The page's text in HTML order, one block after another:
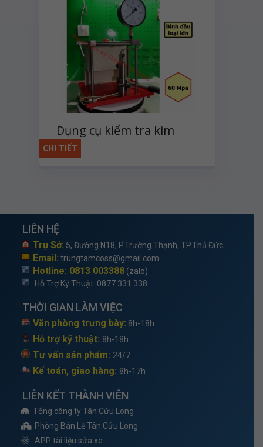
Dụng cụ kiểm tra kim
phun dầu cơ
CHI TIẾT
LIÊN HỆ
Trụ Sở: 5, Đường N18, P.Trường Thạnh, TP.Thủ Đức
Email: trungtamcoss@gmail.com
Hotline: 0813 003388(zalo)
Hỗ Trợ Kỹ Thuật: 0877 331 338
THỜI GIAN LÀM VIỆC
Văn phòng trưng bày: 8h-18h
Hỗ trợ kỹ thuật: 8h-18h
Tư vấn sản phẩm: 24/7
Kế toán, giao hàng: 8h-17h
LIÊN KẾT THÀNH VIÊN
Tổng công ty Tân Cửu Long
Phòng Bán Lẽ Tân Cửu Long
APP tài liệu sửa xe